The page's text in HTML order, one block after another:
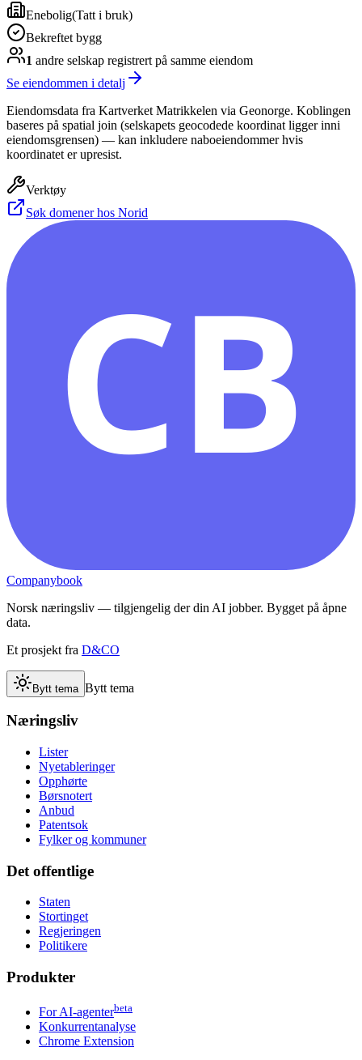
Enebolig(Tatt i bruk)
Bekreftet bygg
1 andre selskap registrert på samme eiendom
Se eiendommen i detalj
Eiendomsdata fra Kartverket Matrikkelen via Geonorge. Koblingen
baseres på spatial join (selskapets geocodede koordinat ligger inni
eiendomsgrensen) — kan inkludere naboeiendommer hvis
koordinatet er upresist.
Verktøy
Søk domener hos Norid
CB
Companybook
Norsk næringsliv — tilgjengelig der din AI jobber. Bygget på åpne
data.
Et prosjekt fra D&CO
Bytt tema Bytt tema
Næringsliv
Lister
Nyetableringer
Opphørte
Børsnotert
Anbud
Patentsok
Fylker og kommuner
Det offentlige
Staten
Stortinget
Regjeringen
Politikere
Produkter
For AI-agenterbeta
Konkurrentanalyse
Chrome Extension